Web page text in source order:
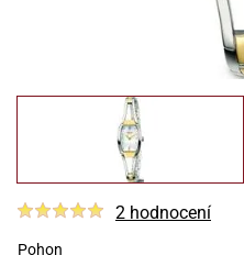
2 hodnocení
Pohon